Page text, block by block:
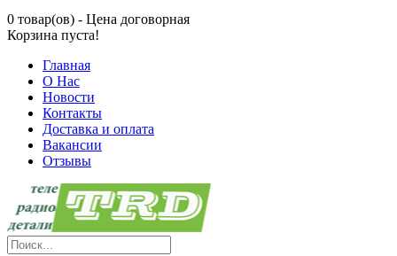
0 товар(ов) - Цена договорная
Корзина пуста!
Главная
О Нас
Новости
Контакты
Доставка и оплата
Вакансии
Отзывы